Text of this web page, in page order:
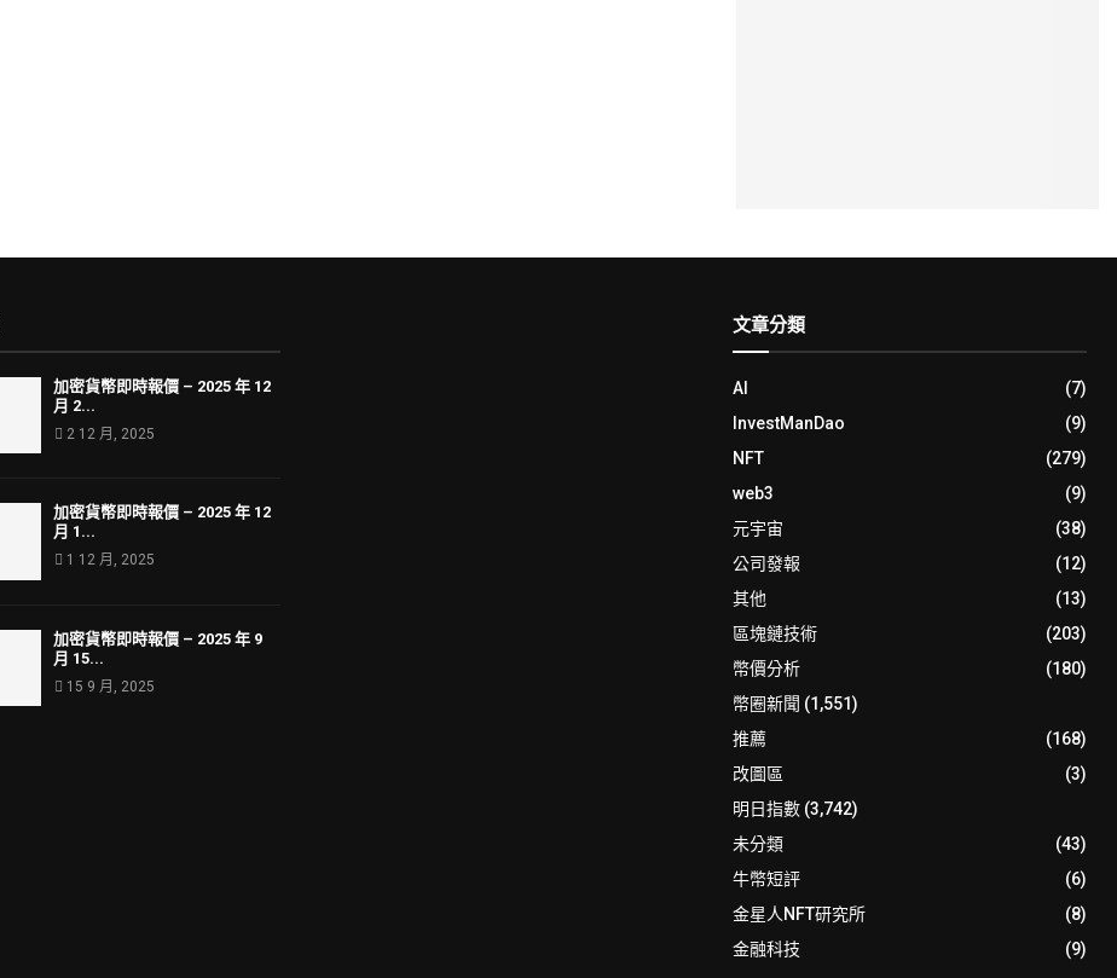
加密貨幣即時報價 – 2025 年 12
月 2...
2 12 月, 2025
加密貨幣即時報價 – 2025 年 12
月 1...
1 12 月, 2025
加密貨幣即時報價 – 2025 年 9
月 15...
15 9 月, 2025
文章分類
AI
(7)
InvestManDao
(9)
NFT
(279)
web3
(9)
元宇宙
(38)
公司發報
(12)
其他
(13)
區塊鏈技術
(203)
幣價分析
(180)
幣圈新聞 (1,551)
推薦
(168)
改圖區
(3)
明日指數(3,742)
未分類
(43)
牛幣短評
(6)
金星人NFT研究所
(8)
金融科技
(9)